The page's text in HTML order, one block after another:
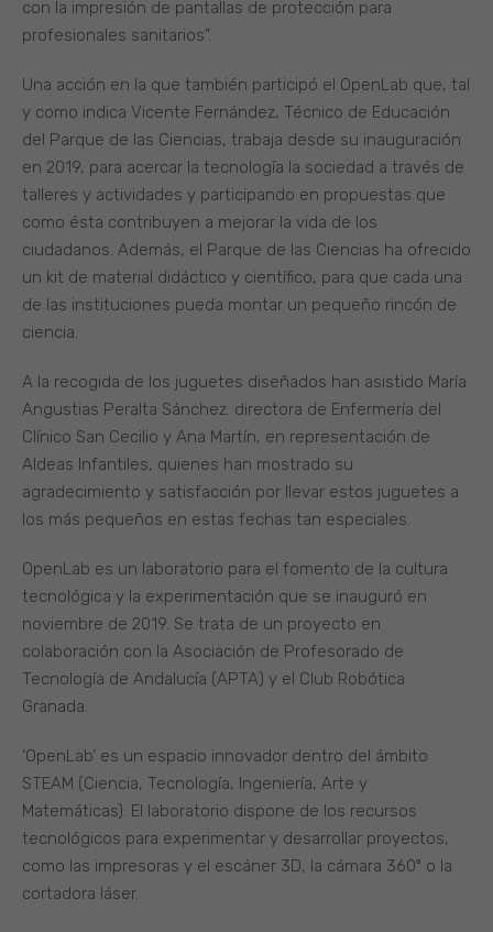
con la impresión de pantallas de protección para
profesionales sanitarios”.
Una acción en la que también participó el OpenLab que, tal
y como indica Vicente Fernández, Técnico de Educación
del Parque de las Ciencias, trabaja desde su inauguración
en 2019, para acercar la tecnología la sociedad a través de
talleres y actividades y participando en propuestas que
como ésta contribuyen a mejorar la vida de los
ciudadanos. Además, el Parque de las Ciencias ha ofrecido
un kit de material didáctico y científico, para que cada una
de las instituciones pueda montar un pequeño rincón de
ciencia.
A la recogida de los juguetes diseñados han asistido María
Angustias Peralta Sánchez. directora de Enfermería del
Clínico San Cecilio y Ana Martín, en representación de
Aldeas Infantiles, quienes han mostrado su
agradecimiento y satisfacción por llevar estos juguetes a
los más pequeños en estas fechas tan especiales.
OpenLab es un laboratorio para el fomento de la cultura
tecnológica y la experimentación que se inauguró en
noviembre de 2019. Se trata de un proyecto en
colaboración con la Asociación de Profesorado de
Tecnología de Andalucía (APTA) y el Club Robótica
Granada.
‘OpenLab’ es un espacio innovador dentro del ámbito
STEAM (Ciencia, Tecnología, Ingeniería, Arte y
Matemáticas). El laboratorio dispone de los recursos
tecnológicos para experimentar y desarrollar proyectos,
como las impresoras y el escáner 3D, la cámara 360º o la
cortadora láser.